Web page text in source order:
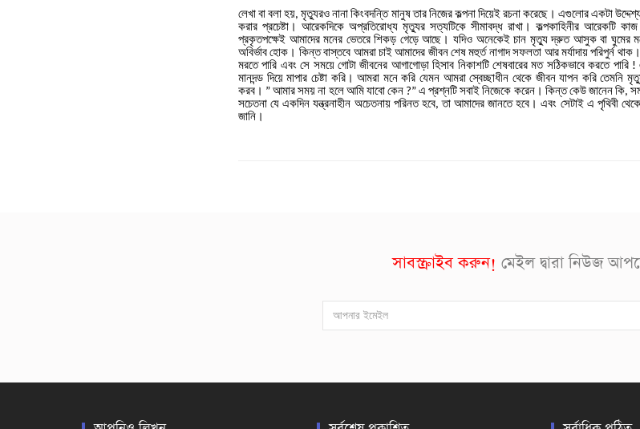
লেখাবাবলা হয়,মৃত্যুরও নানা কিংবদন্তি মানুষতার নিজের কল্পনা দিয়েইরচনাকরেছে। এগুলোরএকটা
করার প্রচেষ্টা। আরেকদিকে অপ্রতিরোধ্য মৃত্যুর সত্যটিকে সীমাবদ্ধ রাখা। কল্পকাহিনীর আরেকটি কাজ
প্রকৃতপক্ষেই আমাদের মনের ভেতরে শিকড় গেড়ে আছে। যদিও অনেকেই চান মৃত্যু দ্রুত আসুক বা ঘুমের
অবির্ভাব হোক। কিন্ত বাস্তবে আমরা চাই আমাদের জীবন শেষ মহুর্ত নাগাদ সফলতা আর মর্যাদায় পরিপুর্ন থাক।
মরতে পারি এবং সে সময়ে গোটা জীবনের আগাগোড়া হিসাব নিকাশটি শেষবারের মত সঠিকভাবে করতে পারি!
মানদন্ড দিয়ে মাপার চেষ্টা করি। আমরা মনে করি যেমন আমরা স্বেচ্ছাধীন থেকে জীবন যাপন করি তেমনি
করব। ”আমার সময় না হলে আমি যাবো কেন?”এ প্রশ্নটি সবাই নিজেকে করেন। কিন্ত কেউ জানেনকি,
সচেতনা যে একদিন যন্ত্রনাহীন অচেতনায় পরিনত হবে,তা আমাদের জানতে হবে। এবং সেটাই এ পৃথিবী থেকে
জানি।
সাবস্ক্রাইব করুন! মেইল দ্বারা নিউজ